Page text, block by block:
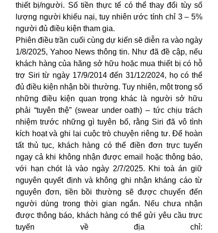
thiết bị/người. Số tiền thực tế có thể thay đổi tùy số
lượng người khiếu nại, tuy nhiên ước tính chỉ 3 – 5%
người đủ điều kiện tham gia.
Phiên điều trần cuối cùng dự kiến sẽ diễn ra vào ngày
1/8/2025, Yahoo News thông tin. Như đã đề cập, nếu
khách hàng của hãng sở hữu hoặc mua thiết bị có hỗ
trợ Siri từ ngày 17/9/2014 đến 31/12/2024, họ có thể
đủ điều kiện nhận bồi thường. Tuy nhiên, một trong số
những điều kiện quan trọng khác là người sở hữu
phải “tuyên thệ” (swear under oath) – tức chịu trách
nhiệm trước những gì tuyên bố, rằng Siri đã vô tình
kích hoạt và ghi lại cuộc trò chuyện riêng tư. Để hoàn
tất thủ tục, khách hàng có thể điền đơn trực tuyến
ngay cả khi không nhận được email hoặc thông báo,
với hạn chót là vào ngày 2/7/2025. Khi toà án giữ
nguyên quyết định và không ghi nhận kháng cáo từ
nguyên đơn, tiền bồi thường sẽ được chuyển đến
người dùng trong thời gian ngắn. Nếu chưa nhận
được thông báo, khách hàng có thể gửi yêu cầu trực
tuyến về địa chỉ: